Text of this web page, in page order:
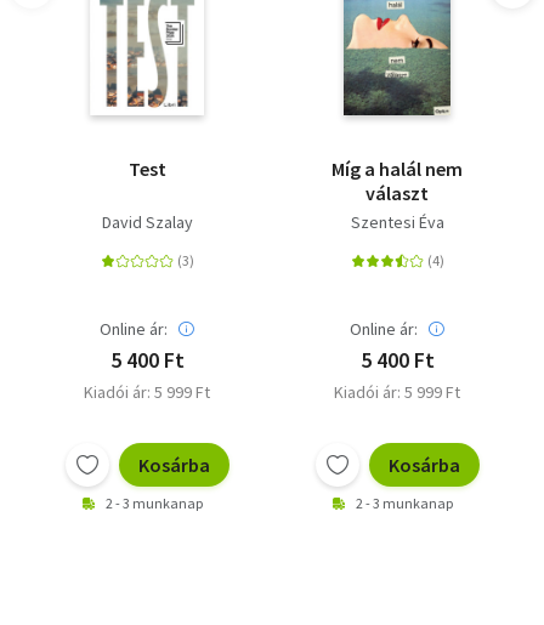
Test
David Szalay
Online ár:
5 400 Ft
Kiadói ár: 5 999 Ft
Kosárba
2 - 3 munkanap
Míg a halál nem
választ
Szentesi Éva
Online ár:
5 400 Ft
Kiadói ár: 5 999 Ft
Kosárba
2 - 3 munkanap